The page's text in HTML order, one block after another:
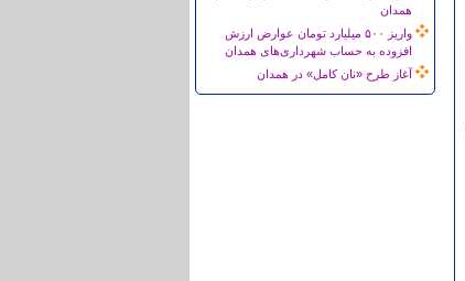
همدان
واریز ۵۰۰ میلیارد تومان عوارض ارزش
افزوده به حساب شهرداری‌های همدان
آغاز طرح «نان کامل» در همدان